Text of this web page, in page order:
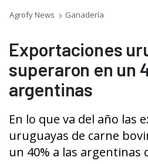
Agrofy News Ganadería
Exportaciones
superaron en un
argentinas
En lo que va del año las
uruguayas de carne
un 40% a las argentinas